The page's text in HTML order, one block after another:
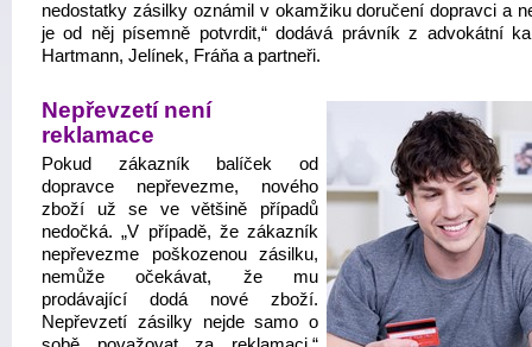
nedostatky zásilky oznámil v okamžiku doručení dopravci a
je od něj písemně potvrdit,“ dodává právník z advokátní
Hartmann, Jelínek, Fráňa a partneři.
Nepřevzetí není
reklamace
Pokud zákazník balíček od
dopravce nepřevezme, nového
zboží už se ve většině případů
nedočká. „V případě, že zákazník
nepřevezme poškozenou zásilku,
nemůže očekávat, že mu
prodávající dodá nové zboží.
Nepřevzetí zásilky nejde samo o